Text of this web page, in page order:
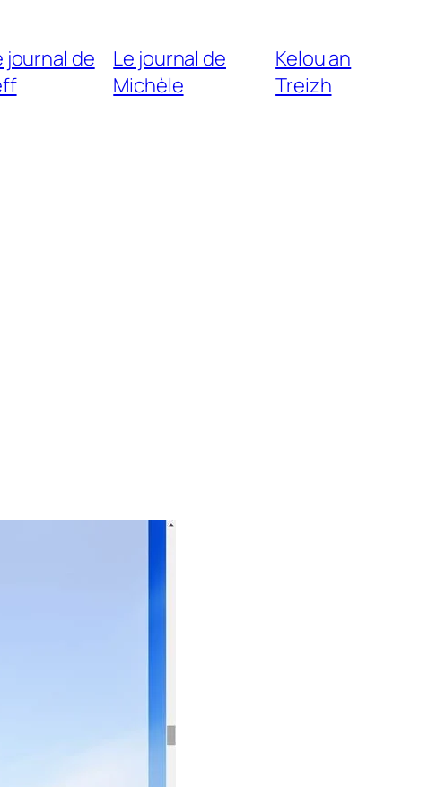
journal de
Le journal de
Michèle
Kelou an
Treizh